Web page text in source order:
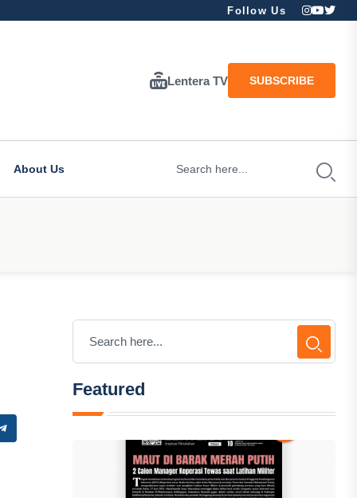
Follow Us
Lentera TV SUBSCRIBE
About Us
Featured